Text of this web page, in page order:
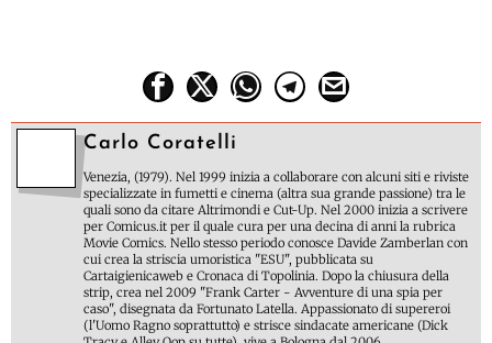
Carlo Coratelli
Venezia, (1979). Nel 1999 inizia a collaborare con alcuni siti e riviste
specializzate in fumetti e cinema (altra sua grande passione) tra le
quali sono da citare Altrimondi e Cut-Up. Nel 2000 inizia a scrivere
per Comicus.it per il quale cura per una decina di anni la rubrica
Movie Comics. Nello stesso periodo conosce Davide Zamberlan con
cui crea la striscia umoristica "ESU", pubblicata su
Cartaigienicaweb e Cronaca di Topolinia. Dopo la chiusura della
strip, crea nel 2009 "Frank Carter - Avventure di una spia per
caso", disegnata da Fortunato Latella. Appassionato di supereroi
(l'Uomo Ragno soprattutto) e strisce sindacate americane (Dick